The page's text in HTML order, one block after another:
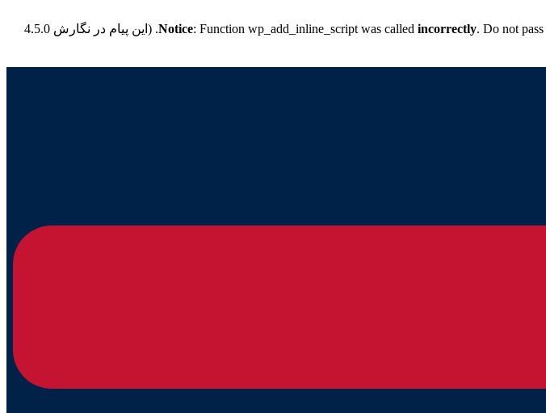
Notice: Function wp_add_inline_script was called incorrectly. Do not pass
for more information. (این پیام در نگارش 4.5.0